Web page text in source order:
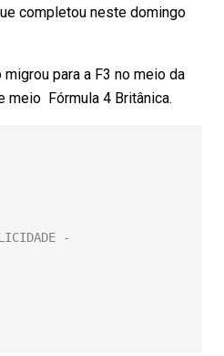
completou neste domingo
para a F3 no meio da
meio Fórmula 4 Britânica.